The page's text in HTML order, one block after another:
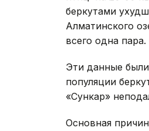
беркутами
Алматинского
всего одна пара.
Эти данные
популяции
«Сункар»
Основная